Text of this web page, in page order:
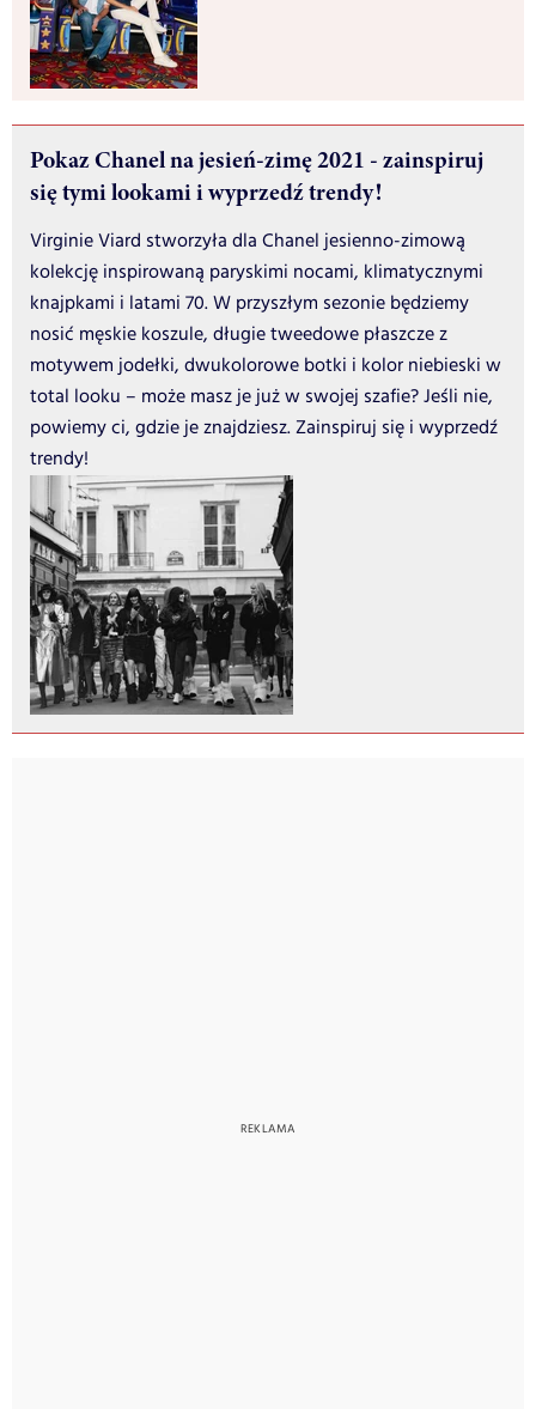
Pokaz Chanel na jesień-zimę 2021 - zainspiruj
się tymi lookami i wyprzedź trendy!
Virginie Viard stworzyła dla Chanel jesienno-zimową
kolekcję inspirowaną paryskimi nocami, klimatycznymi
knajpkami i latami 70. W przyszłym sezonie będziemy
nosić męskie koszule, długie tweedowe płaszcze z
motywem jodełki, dwukolorowe botki i kolor niebieski w
total looku – może masz je już w swojej szafie? Jeśli nie,
powiemy ci, gdzie je znajdziesz. Zainspiruj się i wyprzedź
trendy!